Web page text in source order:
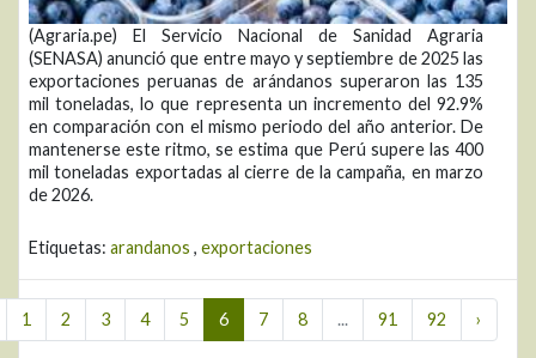
(Agraria.pe) El Servicio Nacional de Sanidad Agraria
(SENASA) anunció que entre mayo y septiembre de 2025 las
exportaciones peruanas de arándanos superaron las 135
mil toneladas, lo que representa un incremento del 92.9%
en comparación con el mismo periodo del año anterior. De
mantenerse este ritmo, se estima que Perú supere las 400
mil toneladas exportadas al cierre de la campaña, en marzo
de 2026.
Etiquetas: arandanos , exportaciones
1 2 3 4 5 6 7 8 ... 91 92 ›